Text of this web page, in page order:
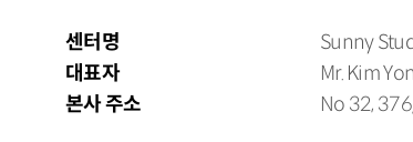
센터명
Sunny
대표자
Mr. Kim
본사 주소
No 32,